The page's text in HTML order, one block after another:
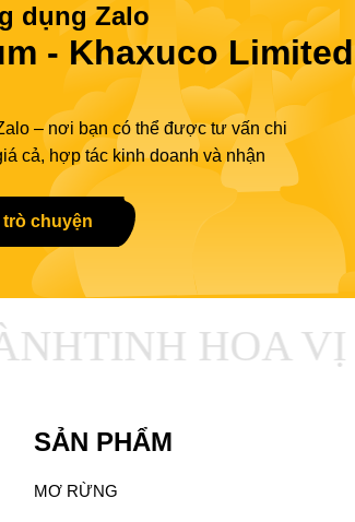
dụng Zalo
- Khaxuco Limited
– nơi bạn có thể được tư vấn chi
cả, hợp tác kinh doanh và nhận
trò chuyện
TINH HOA VỊ
SẢN PHẨM
MƠ RỪNG